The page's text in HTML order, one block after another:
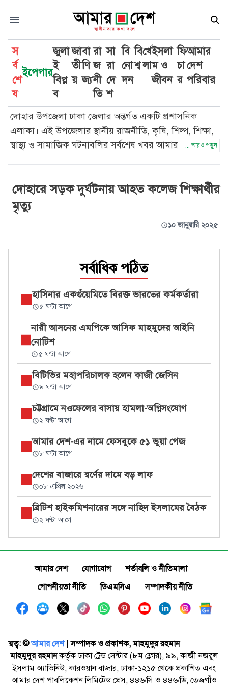
স
র্ব
শে
ষ
ইপেপার
জুলা
ই
বিপ্ল
ব
জা
তী
য়
বা
ণি
জ্য
রা
জ
নী
তি
সা
রা
দে
শ
বি
নো
দন
বি
শ্ব
খে
লা
ইসলা
ম ও
জীবন
ফি
চা
র
আমার
দেশ
পরিবার
ঢাকা দোহার
দোহার উপজেলা ঢাকা জেলার অন্তর্গত একটি প্রশাসনিক
এলাকা। এই উপজেলার স্থানীয় রাজনীতি, কৃষি, শিল্প, শিক্ষা,
স্বাস্থ্য ও সামাজিক ঘটনাবলির সর্বশেষ খবর আমার দেশ সততা
... আরও পড়ুন
দোহারে সড়ক দুর্ঘটনায় আহত কলেজ শিক্ষার্থীর
মৃত্যু
১০ জানুয়ারি ২০২৫
সর্বাধিক পঠিত
হাসিনার একগুঁয়েমিতে বিরক্ত ভারতের কর্মকর্তারা
৫ ঘণ্টা আগে
নারী আসনের এমপিকে আসিফ মাহমুদের আইনি
নোটিশ
৫ ঘণ্টা আগে
বিটিভির মহাপরিচালক হলেন কাজী জেসিন
৯ ঘণ্টা আগে
চট্টগ্রামে নওফেলের বাসায় হামলা-অগ্নিসংযোগ
২ ঘণ্টা আগে
আমার দেশ-এর নামে ফেসবুকে ৫১ ভুয়া পেজ
৮ ঘণ্টা আগে
দেশের বাজারে স্বর্ণের দামে বড় লাফ
০৮ এপ্রিল ২০২৬
ব্রিটিশ হাইকমিশনারের সঙ্গে নাহিদ ইসলামের বৈঠক
২ ঘণ্টা আগে
আমার দেশ যোগাযোগ
শর্তাবলি ও নীতিমালা
গোপনীয়তা নীতি
ডিএমসিএ সম্পাদকীয় নীতি
স্বত্ব: ©️আমার দেশ| সম্পাদক ও প্রকাশক, মাহমুদুর রহমান
মাহমুদুর রহমানকর্তৃক ঢাকা ট্রেড সেন্টার (৮ম ফ্লোর), ৯৯, কাজী নজরুল
ইসলাম অ্যাভিনিউ, কারওয়ান বাজার, ঢাকা-১২১৫ থেকে প্রকাশিত এবং
আমার দেশ পাবলিকেশন লিমিটেড প্রেস, ৪৪৬/সি ও ৪৪৬/ডি, তেজগাঁও